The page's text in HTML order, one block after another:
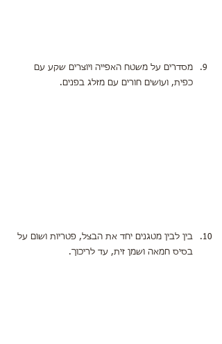
מסדרים על משטח האפייה ויוצרים שקע עם
כפית, ועושים חורים עם מזלג בפנים.
בין לבין מטגנים יחד את הבצל, פטריות ושום על
בסיס חמאה ושמן זית, עד לריכוך.